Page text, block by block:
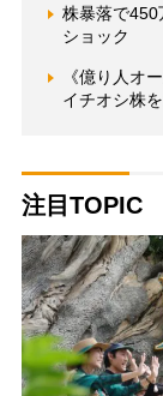
株暴落で
ショック
《億り人オ
イチオシ株
注目TOPIC